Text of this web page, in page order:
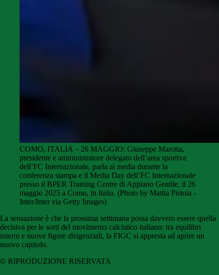
COMO, ITALIA – 26 MAGGIO: Giuseppe Marotta,
presidente e amministratore delegato dell’area sportiva
dell’FC Internazionale, parla ai media durante la
conferenza stampa e il Media Day dell’FC Internazionale
presso il BPER Training Centre di Appiano Gentile, il 26
maggio 2025 a Como, in Italia. (Photo by Mattia Pistoia -
Inter/Inter via Getty Images)
La sensazione è che la prossima settimana possa davvero essere quella
decisiva per le sorti del movimento calcistico italiano: tra equilibri
interni e nuove figure dirigenziali, la FIGC si appresta ad aprire un
nuovo capitolo.
© RIPRODUZIONE RISERVATA